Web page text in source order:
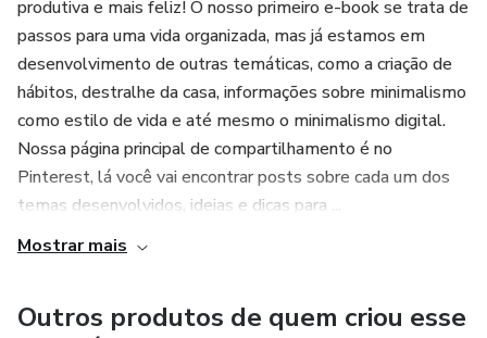
- Economia de Tempo: Com tudo planejado e organizado,
você poderá focar no que realmente importa,
economizando tempo e energia.
Não deixe que a mudança seja um pesadelo! Garanta já o
Template Notion de Organização da Casa/Mudança e
transforme essa experiência em um processo mais leve e
praticidade e eficiência!
produtiva e mais feliz! O nosso primeiro e-book se trata de
passos para uma vida organizada, mas já estamos em
desenvolvimento de outras temáticas, como a criação de
hábitos, destralhe da casa, informações sobre minimalismo
como estilo de vida e até mesmo o minimalismo digital.
Nossa página principal de compartilhamento é no
Pinterest, lá você vai encontrar posts sobre cada um dos
temas desenvolvidos, ideias e dicas para ...
Mostrar mais
Outros produtos de quem criou esse